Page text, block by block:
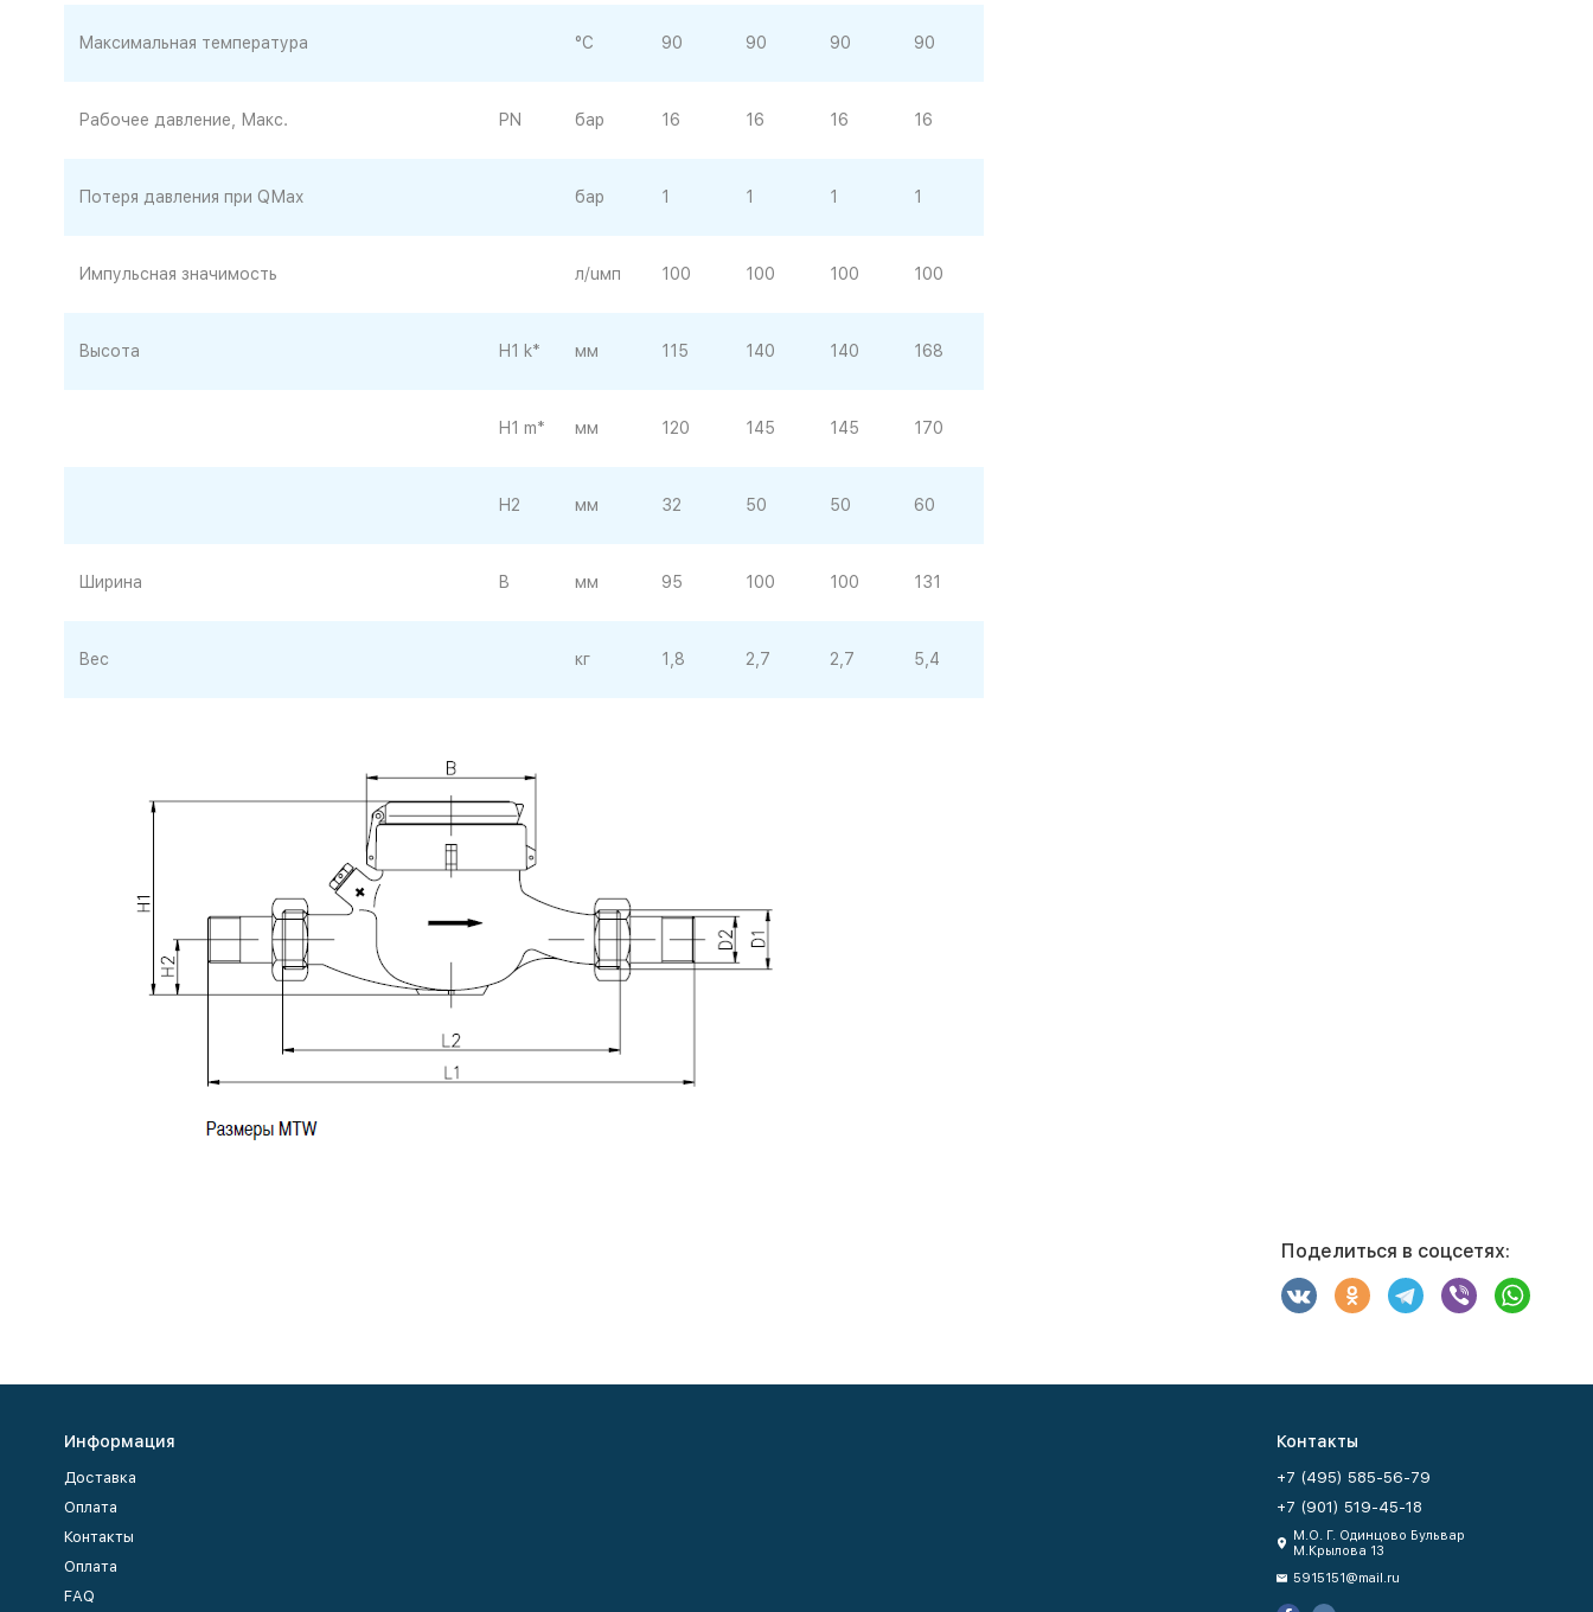
Максимальная температура °C 90 90 90 90
Рабочее давление, Макс. PN бар 16 16 16 16
Потеря давления при QМаx бар 1 1 1 1
Импульсная значимость л/uмп 100 100 100 100
Высота H1 k* мм 115 140 140 168
H1 m* мм 120 145 145 170
H2 мм 32 50 50 60
Ширина B мм 95 100 100 131
Вес кг 1,8 2,7 2,7 5,4
Поделиться в соцсетях:
Информация
Доставка
Оплата
Контакты
Оплата
FAQ
Контакты
+7 (495) 585-56-79
+7 (901) 519-45-18
М.О. Г. Одинцово Бульвар
М.Крылова 13
5915151@mail.ru